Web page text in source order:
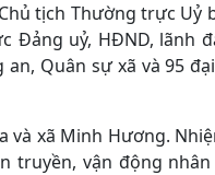
tịch Thường trực Uỷ
Đảng uỷ, HĐND, lãnh
Quân sự xã và 95
và xã Minh Hương.
truyền, vận động